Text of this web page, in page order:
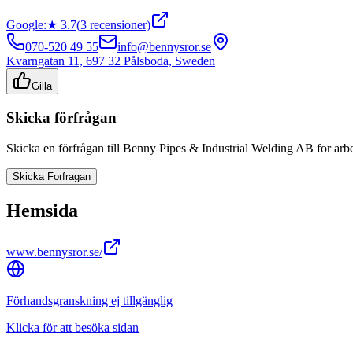
Google:★ 3.7(3 recensioner)
070-520 49 55
info@bennysror.se
Kvarngatan 11, 697 32 Pålsboda, Sweden
Gilla
Skicka förfrågan
Skicka en förfrågan till Benny Pipes & Industrial Welding AB for
Skicka Forfragan
Hemsida
www.bennysror.se/
Förhandsgranskning ej tillgänglig
Klicka för att besöka sidan